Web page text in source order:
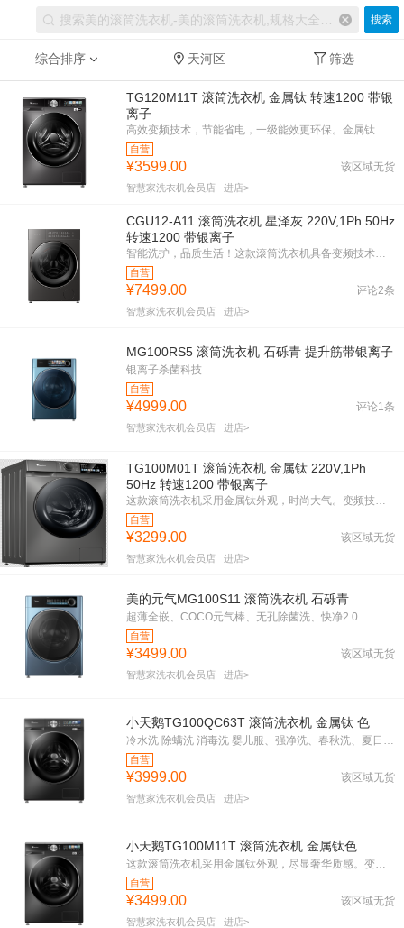
搜索
综合排序 天河区 筛选
TG120M11T 滚筒洗衣机 金属钛 转速1200 带银
离子
自营
¥3599.00 该区域无货
智慧家洗衣机会员店 进店>
CGU12-A11 滚筒洗衣机 星泽灰 220V,1Ph 50Hz
转速1200 带银离子
自营
¥7499.00 评论2条
智慧家洗衣机会员店 进店>
MG100RS5 滚筒洗衣机 石砾青 提升筋带银离子
银离子杀菌科技
自营
¥4999.00 评论1条
智慧家洗衣机会员店 进店>
TG100M01T 滚筒洗衣机 金属钛 220V,1Ph
50Hz 转速1200 带银离子
自营
¥3299.00 该区域无货
智慧家洗衣机会员店 进店>
美的元气MG100S11 滚筒洗衣机 石砾青
超薄全嵌、COCO元气棒、无孔除菌洗、快净2.0
自营
¥3499.00 该区域无货
智慧家洗衣机会员店 进店>
小天鹅TG100QC63T 滚筒洗衣机 金属钛 色
自营
¥3999.00 该区域无货
智慧家洗衣机会员店 进店>
小天鹅TG100M11T 滚筒洗衣机 金属钛色
自营
¥3499.00 该区域无货
智慧家洗衣机会员店 进店>